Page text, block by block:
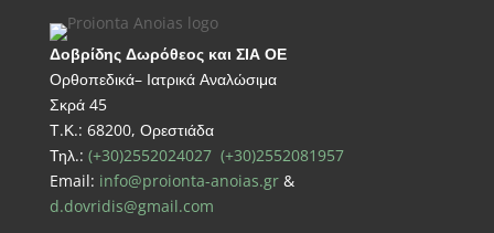
Δοβρίδης Δωρόθεος και ΣΙΑ ΟΕ
Ορθοπεδικά– Ιατρικά Αναλώσιμα
Σκρά 45
Τ.Κ.: 68200, Ορεστιάδα
Τηλ.: (+30)2552024027 (+30)2552081957
Email: info@proionta-anoias.gr&
d.dovridis@gmail.com